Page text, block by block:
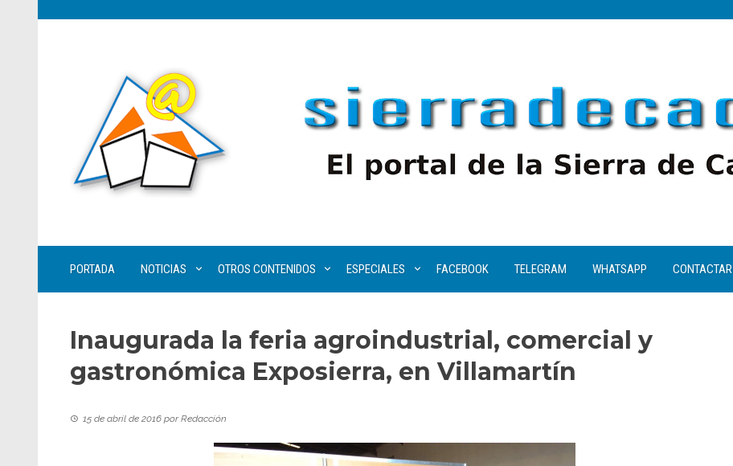
PORTADA NOTICIAS OTROS CONTENIDOS ESPECIALES FACEBOOK TELEGRAM WHATSAPP CONTACTAR
Inaugurada la feria agroindustrial, comercial y
gastronómica Exposierra, en Villamartín
15 de abril de 2016 porRedacción